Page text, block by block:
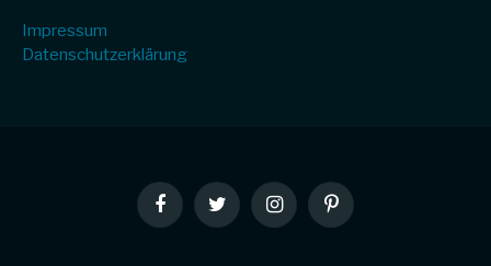
Impressum
Datenschutzerklärung
FacebookTwitter InstagramPinterest